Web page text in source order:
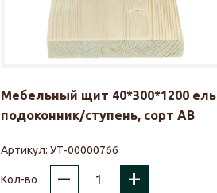
Мебельный щит 40*300*1200 ель
подоконник/ступень, сорт АВ
Артикул: УТ-00000766
Кол-во – +